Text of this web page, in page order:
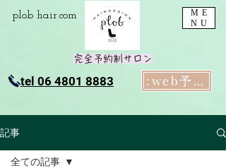
ME
NU
完全予約制サロン
plob​ hair.com
tel 06 4801 8883 :web予約
記事
全ての記事